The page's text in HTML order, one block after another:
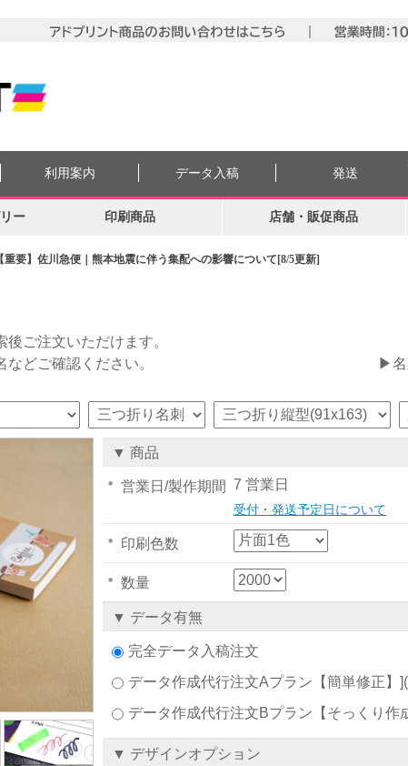
【重要】佐川急便｜熊本地震に伴う集配への影響について[8/5更新]
利用案内 データ入稿 発送
ー 印刷商品 店舗・販促商品
ご注文いただけます。
などご確認ください。
▶名
▼ 商品
営業日/製作期間 7 営業日
受付・発送予定日について
印刷色数
数量
▼ データ有無
完全データ入稿注文
データ作成代行注文Aプラン【簡単修正】
データ作成代行注文Bプラン【そっくり作
▼ デザインオプション